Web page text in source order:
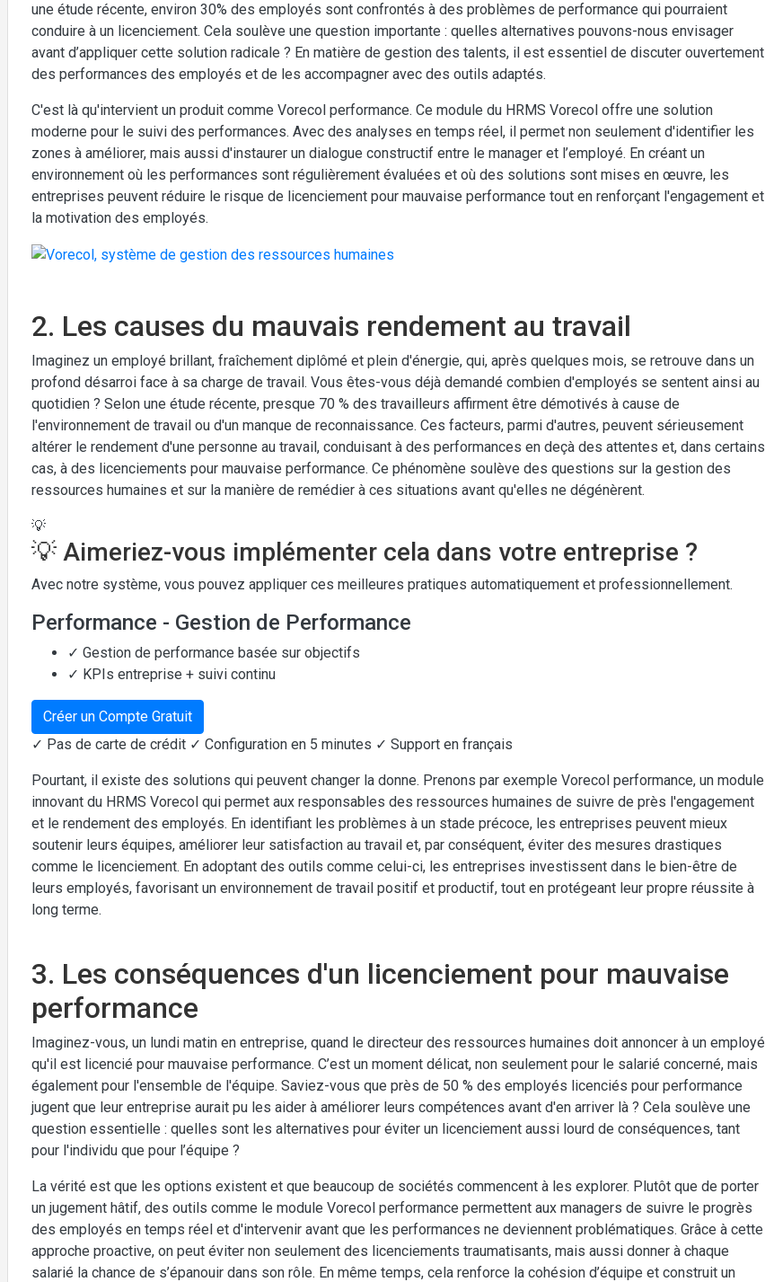
une étude récente, environ 30% des employés sont confrontés à des problèmes de performance qui pourraient
conduire à un licenciement. Cela soulève une question importante : quelles alternatives pouvons-nous envisager
avant d’appliquer cette solution radicale ? En matière de gestion des talents, il est essentiel de discuter ouvertement
des performances des employés et de les accompagner avec des outils adaptés.
C'est là qu'intervient un produit comme Vorecol performance. Ce module du HRMS Vorecol offre une solution
moderne pour le suivi des performances. Avec des analyses en temps réel, il permet non seulement d'identifier les
zones à améliorer, mais aussi d'instaurer un dialogue constructif entre le manager et l’employé. En créant un
environnement où les performances sont régulièrement évaluées et où des solutions sont mises en œuvre, les
entreprises peuvent réduire le risque de licenciement pour mauvaise performance tout en renforçant l'engagement et
la motivation des employés.
2. Les causes du mauvais rendement au travail
Imaginez un employé brillant, fraîchement diplômé et plein d'énergie, qui, après quelques mois, se retrouve dans un
profond désarroi face à sa charge de travail. Vous êtes-vous déjà demandé combien d'employés se sentent ainsi au
quotidien ? Selon une étude récente, presque 70 % des travailleurs affirment être démotivés à cause de
l'environnement de travail ou d'un manque de reconnaissance. Ces facteurs, parmi d'autres, peuvent sérieusement
altérer le rendement d'une personne au travail, conduisant à des performances en deçà des attentes et, dans certains
cas, à des licenciements pour mauvaise performance. Ce phénomène soulève des questions sur la gestion des
ressources humaines et sur la manière de remédier à ces situations avant qu'elles ne dégénèrent.
💡
💡 Aimeriez-vous implémenter cela dans votre entreprise ?
Avec notre système, vous pouvez appliquer ces meilleures pratiques automatiquement et professionnellement.
Performance - Gestion de Performance
✓ Gestion de performance basée sur objectifs
✓ KPIs entreprise + suivi continu
Créer un Compte Gratuit
✓ Pas de carte de crédit ✓ Configuration en 5 minutes ✓ Support en français
Pourtant, il existe des solutions qui peuvent changer la donne. Prenons par exemple Vorecol performance, un module
innovant du HRMS Vorecol qui permet aux responsables des ressources humaines de suivre de près l'engagement
et le rendement des employés. En identifiant les problèmes à un stade précoce, les entreprises peuvent mieux
soutenir leurs équipes, améliorer leur satisfaction au travail et, par conséquent, éviter des mesures drastiques
comme le licenciement. En adoptant des outils comme celui-ci, les entreprises investissent dans le bien-être de
leurs employés, favorisant un environnement de travail positif et productif, tout en protégeant leur propre réussite à
long terme.
3. Les conséquences d'un licenciement pour mauvaise
performance
Imaginez-vous, un lundi matin en entreprise, quand le directeur des ressources humaines doit annoncer à un employé
qu'il est licencié pour mauvaise performance. C’est un moment délicat, non seulement pour le salarié concerné, mais
également pour l'ensemble de l'équipe. Saviez-vous que près de 50 % des employés licenciés pour performance
jugent que leur entreprise aurait pu les aider à améliorer leurs compétences avant d'en arriver là ? Cela soulève une
question essentielle : quelles sont les alternatives pour éviter un licenciement aussi lourd de conséquences, tant
pour l'individu que pour l’équipe ?
La vérité est que les options existent et que beaucoup de sociétés commencent à les explorer. Plutôt que de porter
un jugement hâtif, des outils comme le module Vorecol performance permettent aux managers de suivre le progrès
des employés en temps réel et d'intervenir avant que les performances ne deviennent problématiques. Grâce à cette
approche proactive, on peut éviter non seulement des licenciements traumatisants, mais aussi donner à chaque
salarié la chance de s’épanouir dans son rôle. En même temps, cela renforce la cohésion d’équipe et construit un